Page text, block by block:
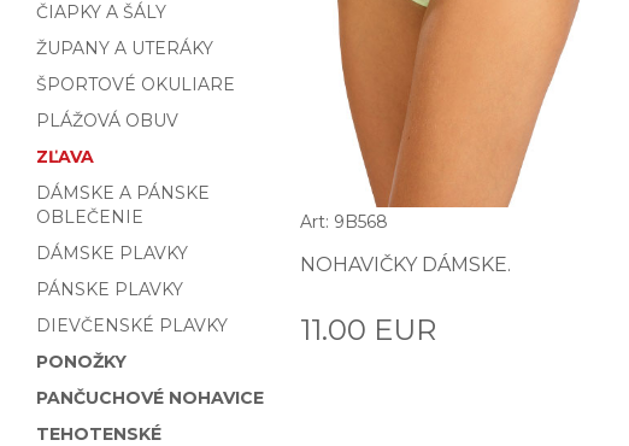
ČIAPKY A ŠÁLY
ŽUPANY A UTERÁKY
ŠPORTOVÉ OKULIARE
PLÁŽOVÁ OBUV
ZĽAVA
DÁMSKE A PÁNSKE
OBLEČENIE
DÁMSKE PLAVKY
PÁNSKE PLAVKY
DIEVČENSKÉ PLAVKY
PONOŽKY
PANČUCHOVÉ NOHAVICE
TEHOTENSKÉ
Art: 9B568
NOHAVIČKY DÁMSKE.
11.00 EUR